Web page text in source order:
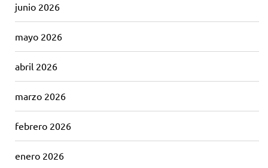
junio 2026
mayo 2026
abril 2026
marzo 2026
febrero 2026
enero 2026